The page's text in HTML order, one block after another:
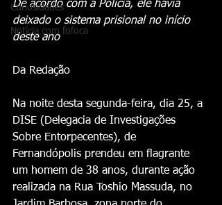
Curiosidades
Notícia com fofoca
De acordo com a Polícia, ele havia
deixado o sistema prisional no início
deste ano
Da Redação
Na noite desta segunda-feira, dia 25, a
DISE (Delegacia de Investigações
Sobre Entorpecentes), de
Fernandópolis prendeu em flagrante
um homem de 38 anos, durante ação
realizada na Rua Toshio Massuda, no